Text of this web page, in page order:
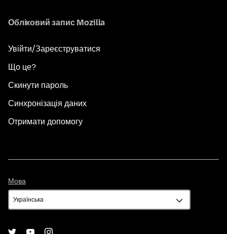
Обліковий запис Mozilla
Увійти/Зареєструватися
Що це?
Скинути пароль
Синхронізація даних
Отримати допомогу
Мова